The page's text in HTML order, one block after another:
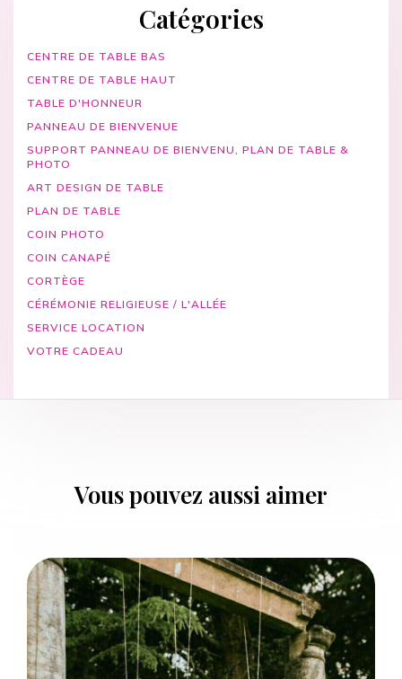
Catégories
CENTRE DE TABLE BAS
CENTRE DE TABLE HAUT
TABLE D'HONNEUR
PANNEAU DE BIENVENUE
SUPPORT PANNEAU DE BIENVENU, PLAN DE TABLE &
PHOTO
ART DESIGN DE TABLE
PLAN DE TABLE
COIN PHOTO
COIN CANAPÉ
CORTÈGE
CÉRÉMONIE RELIGIEUSE / L'ALLÉE
SERVICE LOCATION
VOTRE CADEAU
Vous pouvez aussi aimer